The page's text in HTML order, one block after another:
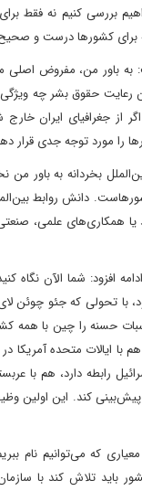
بررسی کنیم نه فقط
برای کشورها درست و
به باور من، مفروض اصلی
رعایت حقوق بشر چه
از جغرافیای ایران
را مورد توجه جدی قرار
بخردانه به باور
دانش روابط
یا همکاری‌های علمی،
ادامه افزود: شما الآن
با تحولی که جئو
حسنه را چین با همه
ایالات متحده آمریکا
رابطه دارد، هم با
پیش‌بینی کند. این اولین
که می‌توانیم نام
باید تلاش کند با